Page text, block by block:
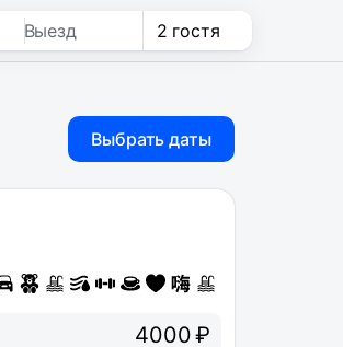
Выезд 2 гостя
Выбрать даты
4000 ₽